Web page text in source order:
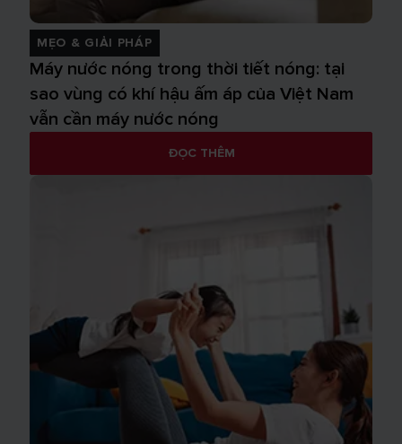
MẸO & GIẢI PHÁP
Máy nước nóng trong thời tiết nóng: tại
sao vùng có khí hậu ấm áp của Việt Nam
vẫn cần máy nước nóng
ĐỌC THÊM